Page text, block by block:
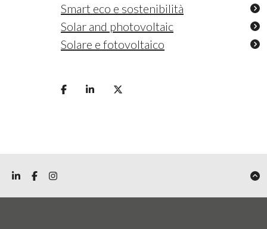
Smart eco e sostenibilità
Solar and photovoltaic
Solare e fotovoltaico